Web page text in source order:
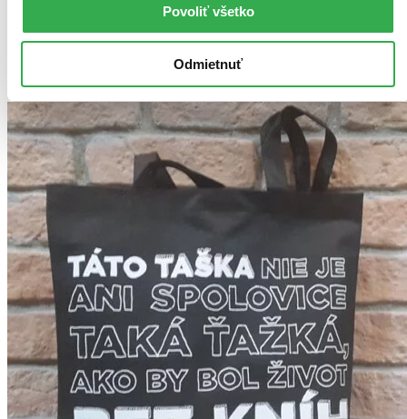
Povoliť všetko
Odmietnuť
odošleme vám ho ešte dnes, inak najneskôr nasledujúci
pracovný deň.